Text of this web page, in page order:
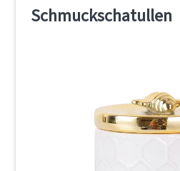
Schmuckschatullen